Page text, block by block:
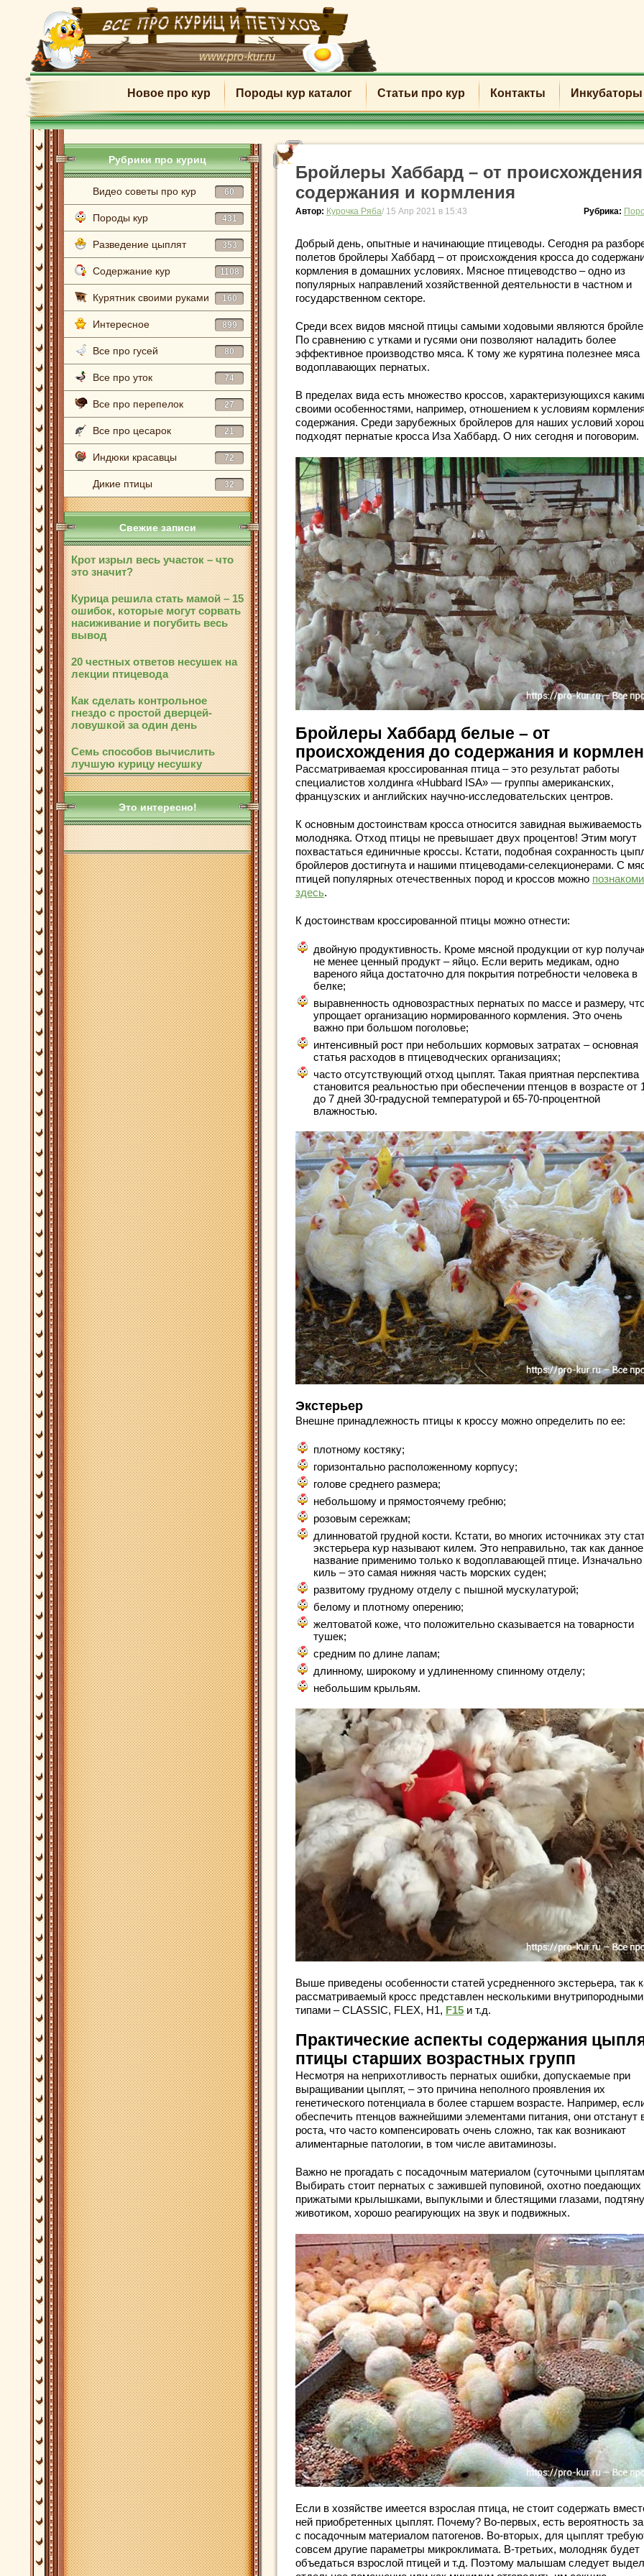
www.pro-kur.ru
Новое про кур Породы кур каталог Статьи про кур Контакты Инкубаторы
Рубрики про куриц
Видео советы про кур 60
Породы кур 431
Разведение цыплят 353
Содержание кур 1108
Курятник своими руками 160
Интересное 899
Все про гусей 80
Все про уток 74
Все про перепелок 27
Все про цесарок 21
Индюки красавцы 72
Дикие птицы 32
Свежие записи
Крот изрыл весь участок – что
это значит?
Курица решила стать мамой – 15
ошибок, которые могут сорвать
насиживание и погубить весь
вывод
20 честных ответов несушек на
лекции птицевода
Как сделать контрольное
гнездо с простой дверцей-
ловушкой за один день
Семь способов вычислить
лучшую курицу несушку
Это интересно!
Бройлеры Хаббард – от
содержания и кормления
Автор: Курочка Ряба/ 15 Апр 2021 в 15:43 Рубрика:
Добрый день, опытные и начинающие птицеводы. Сегодня ра
полетов бройлеры Хаббард – от происхождения кросса до
кормления в домашних условиях. Мясное птицеводство – одно из
популярных направлений хозяйственной деятельности в частном и
государственном секторе.
Среди всех видов мясной птицы самыми ходовыми являются
По сравнению с утками и гусями они позволяют наладить более
эффективное производство мяса. К тому же курятина полезнее мяса
водоплавающих пернатых.
В пределах вида есть множество кроссов, характеризующихся
своими особенностями, например, отношением к условиям
содержания. Среди зарубежных бройлеров для наших условий
подходят пернатые кросса Иза Хаббард. О них сегодня и поговорим.
Бройлеры Хаббард белые – от
происхождения до содержания и
Рассматриваемая кроссированная птица – это результат работы
специалистов холдинга «Hubbard ISA» — группы американских,
французских и английских научно-исследовательских центров.
К основным достоинствам кросса относится завидная выживаемость
молодняка. Отход птицы не превышает двух процентов! Этим могут
похвастаться единичные кроссы. Кстати, подобная сохранность
бройлеров достигнута и нашими птицеводами-селекционерами. С
птицей популярных отечественных пород и кроссов можно
здесь.
К достоинствам кроссированной птицы можно отнести:
двойную продуктивность. Кроме мясной продукции от кур
не менее ценный продукт – яйцо. Если верить медикам, одно
вареного яйца достаточно для покрытия потребности человека в
белке;
выравненность одновозрастных пернатых по массе и размеру,
упрощает организацию нормированного кормления. Это очень
важно при большом поголовье;
интенсивный рост при небольших кормовых затратах – основная
статья расходов в птицеводческих организациях;
часто отсутствующий отход цыплят. Такая приятная перспектива
становится реальностью при обеспечении птенцов в возрасте от
до 7 дней 30-градусной температурой и 65-70-процентной
влажностью.
Экстерьер
Внешне принадлежность птицы к кроссу можно определить по ее:
плотному костяку;
горизонтально расположенному корпусу;
голове среднего размера;
небольшому и прямостоячему гребню;
розовым сережкам;
длинноватой грудной кости. Кстати, во многих источниках эту
экстерьера кур называют килем. Это неправильно, так как данное
название применимо только к водоплавающей птице. Изначально
киль – это самая нижняя часть морских суден;
развитому грудному отделу с пышной мускулатурой;
белому и плотному оперению;
желтоватой коже, что положительно сказывается на товарности
тушек;
средним по длине лапам;
длинному, широкому и удлиненному спинному отделу;
небольшим крыльям.
Выше приведены особенности статей усредненного экстерьера, так
рассматриваемый кросс представлен несколькими внутрипородными
типами – CLASSIC, FLEX, H1, F15 и т.д.
Практические аспекты содержания
птицы старших возрастных групп
Несмотря на неприхотливость пернатых ошибки, допускаемые при
выращивании цыплят, – это причина неполного проявления их
генетического потенциала в более старшем возрасте. Например,
обеспечить птенцов важнейшими элементами питания, они отстанут
роста, что часто компенсировать очень сложно, так как возникают
алиментарные патологии, в том числе авитаминозы.
Важно не прогадать с посадочным материалом (суточными
Выбирать стоит пернатых с зажившей пуповиной, охотно поедающих
прижатыми крылышками, выпуклыми и блестящими глазами,
животиком, хорошо реагирующих на звук и подвижных.
Если в хозяйстве имеется взрослая птица, не стоит содержать
ней приобретенных цыплят. Почему? Во-первых, есть вероятность
с посадочным материалом патогенов. Во-вторых, для цыплят
совсем другие параметры микроклимата. В-третьих, молодняк будет
объедаться взрослой птицей и т.д. Поэтому малышам следует